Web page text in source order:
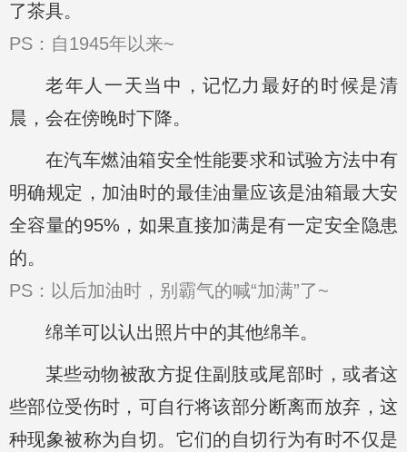
了茶具。
PS：自1945年以来~
老年人一天当中，记忆力最好的时候是清
晨，会在傍晚时下降。
在汽车燃油箱安全性能要求和试验方法中有
明确规定，加油时的最佳油量应该是油箱最大安
全容量的95%，如果直接加满是有一定安全隐患
的。
PS：以后加油时，别霸气的喊“加满”了~
绵羊可以认出照片中的其他绵羊。
某些动物被敌方捉住副肢或尾部时，或者这
些部位受伤时，可自行将该部分断离而放弃，这
种现象被称为自切。它们的自切行为有时不仅是